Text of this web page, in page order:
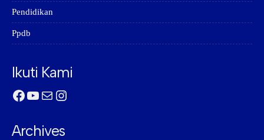
Pendidikan
Ppdb
Ikuti Kami
Facebook
YouTube
MailInstagram
Archives